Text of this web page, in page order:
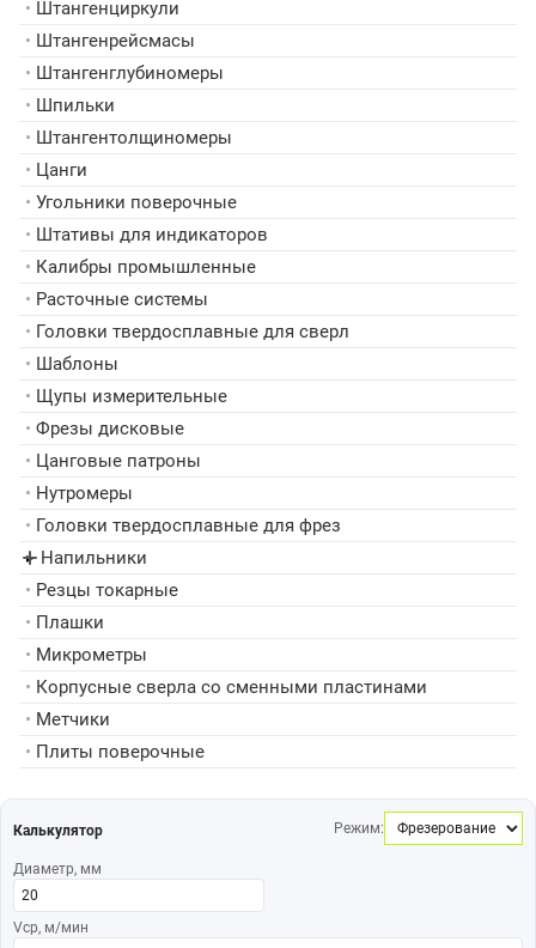
• Штангенциркули
• Штангенрейсмасы
• Штангенглубиномеры
• Шпильки
• Штангентолщиномеры
• Цанги
• Угольники поверочные
• Штативы для индикаторов
• Калибры промышленные
• Расточные системы
• Головки твердосплавные для сверл
• Шаблоны
• Щупы измерительные
• Фрезы дисковые
• Цанговые патроны
• Нутромеры
• Головки твердосплавные для фрез
▸ Напильники
• Резцы токарные
• Плашки
• Микрометры
• Корпусные сверла со сменными пластинами
• Метчики
• Плиты поверочные
Калькулятор Режим:
Диаметр, мм
Vср, м/мин